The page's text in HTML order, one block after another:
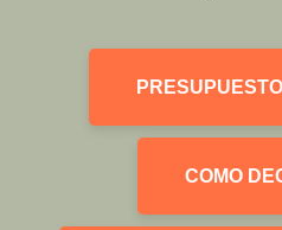
COMO